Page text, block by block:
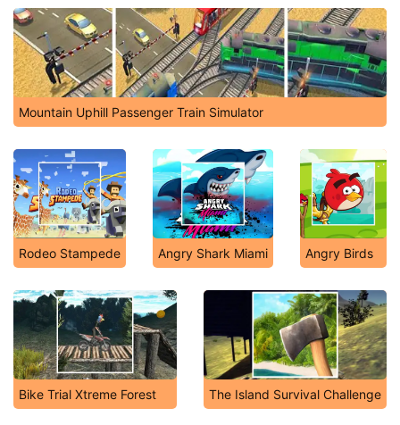
Mountain Uphill Passenger Train Simulator
Rodeo Stampede Angry Shark Miami Angry Birds
Bike Trial Xtreme Forest The Island Survival Challenge